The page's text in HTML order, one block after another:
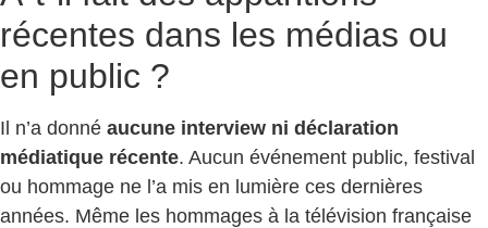
récentes dans les médias ou
en public ?
Il n’a donné aucune interview ni déclaration
médiatique récente. Aucun événement public, festival
ou hommage ne l’a mis en lumière ces dernières
années. Même les hommages à la télévision française